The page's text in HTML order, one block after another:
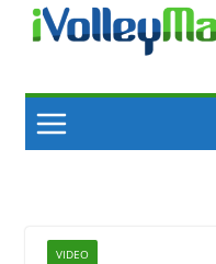
content
VIDEO